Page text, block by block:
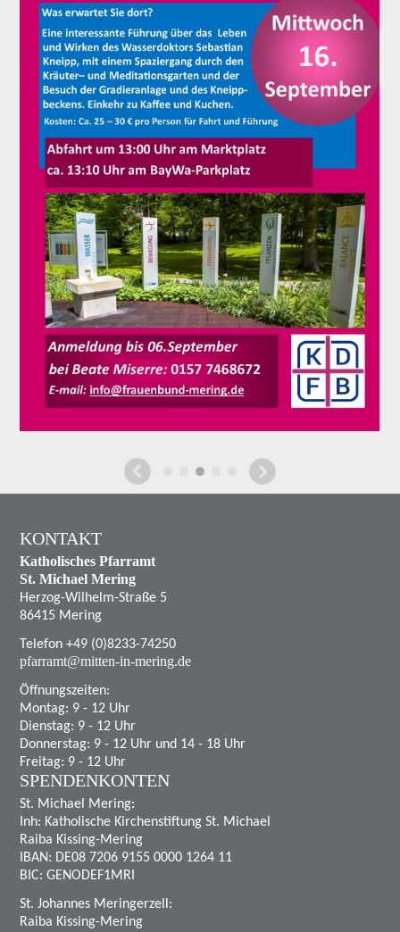
KONTAKT
Katholisches Pfarramt
St. Michael Mering
Herzog-Wilhelm-Straße 5
86415 Mering
Telefon +49 (0)8233-74250
pfarramt@mitten-in-mering.de
Öffnungszeiten:
Montag: 9 - 12 Uhr
Dienstag: 9 - 12 Uhr
Donnerstag: 9 - 12 Uhr und 14 - 18 Uhr
Freitag: 9 - 12 Uhr
SPENDENKONTEN
St. Michael Mering:
Inh: Katholische Kirchenstiftung St. Michael
Raiba Kissing-Mering
IBAN: DE08 7206 9155 0000 1264 11
BIC: GENODEF1MRI
St. Johannes Meringerzell:
Raiba Kissing-Mering